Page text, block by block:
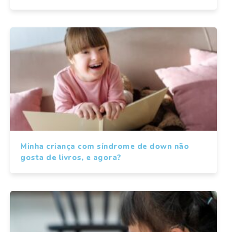
Minha criança com síndrome de down não
gosta de livros, e agora?